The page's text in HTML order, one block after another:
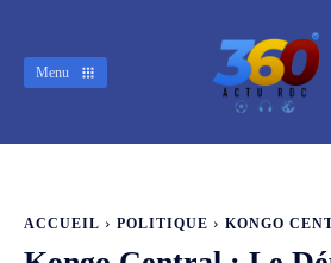
Menu
ACCUEIL POLITIQUE KONGO